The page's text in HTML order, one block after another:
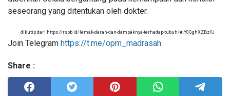
seseorang yang ditentukan oleh dokter.
dikutip dari https://rspb.id/lemak-darah-dan-dampaknya-terhadap-tubuh/#.Y0GghXZBzIU
Join Telegram https://t.me/opm_madrasah
Share :